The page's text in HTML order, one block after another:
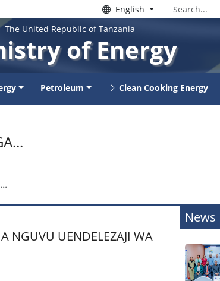
English
The United Republic of Tanzania
of Energy
Petroleum Clean Cooking Energy
NGUVU UENDELEZAJI WA
News